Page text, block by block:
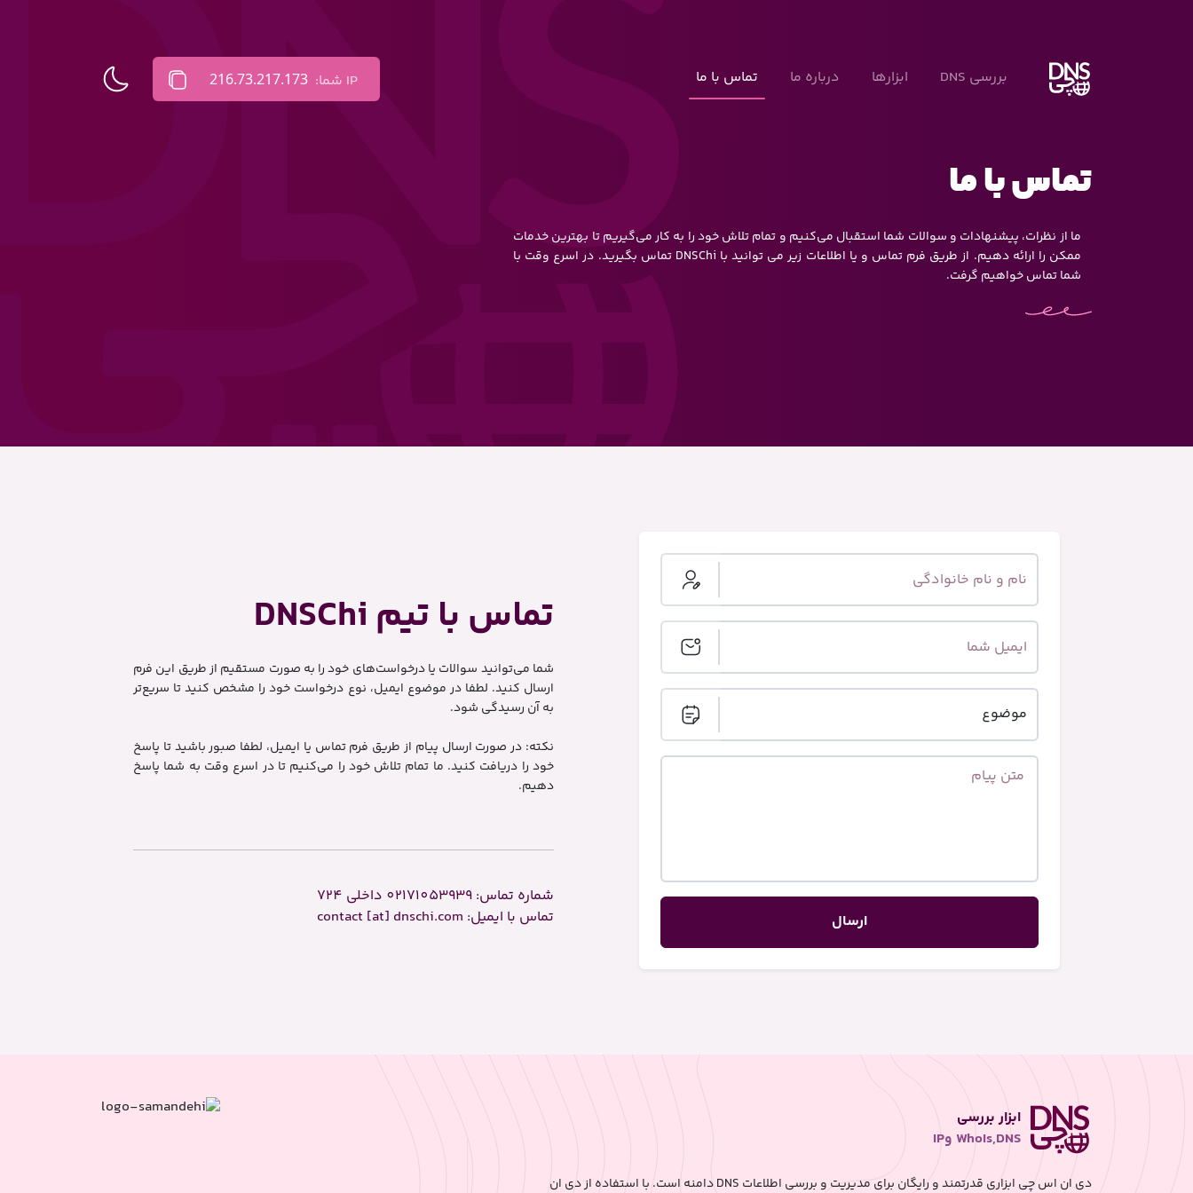
بررسی DNS ابزارها درباره ما تماس با ما IP شما: 216.73.217.173
تماس با ما
ما از نظرات، پیشنهادات و سوالات شما استقبال می‌کنیم و تمام تلاش خود را به کار می‌گیریم تا بهترین خدمات
ممکن را ارائه دهیم. از طریق فرم تماس و یا اطلاعات زیر می توانید با DNSChi تماس بگیرید. در اسرع وقت با
شما تماس خواهیم گرفت.
ارسال
تماس با تیم DNSChi
شما می‌توانید سوالات یا درخواست‌های خود را به صورت مستقیم از طریق این فرم
ارسال کنید. لطفا در موضوع ایمیل، نوع درخواست خود را مشخص کنید تا سریع‌تر
به آن رسیدگی شود.
نکته: در صورت ارسال پیام از طریق فرم تماس یا ایمیل، لطفا صبور باشید تا پاسخ
خود را دریافت کنید. ما تمام تلاش خود را می‌کنیم تا در اسرع وقت به شما پاسخ
دهیم.
شماره تماس: 02171053939 داخلی 724
تماس با ایمیل: contact [at] dnschi.com
ابزار بررسی
WhoIs,DNS وIP
دی ان اس چی ابزاری قدرتمند و رایگان برای مدیریت و بررسی اطلاعات DNS دامنه است. با استفاده از دی ان